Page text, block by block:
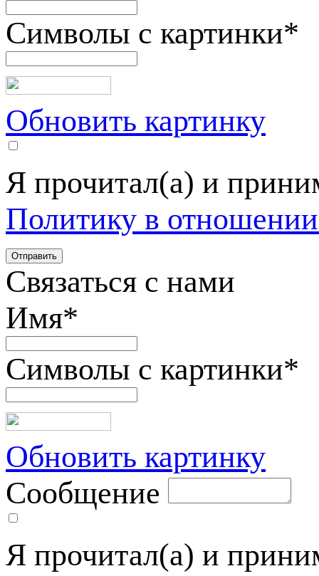
Символы с картинки*
Обновить картинку
Я прочитал(а) и
Политику в
Связаться с нами
Имя*
Символы с картинки*
Обновить картинку
Сообщение
Я прочитал(а) и